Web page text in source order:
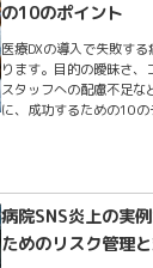
の10のポイント
医療DXの導入で失敗す
ります。目的の曖昧さ
スタッフへの配慮不足な
に、成功するための10
病院SNS炎上の実
ためのリスク管理